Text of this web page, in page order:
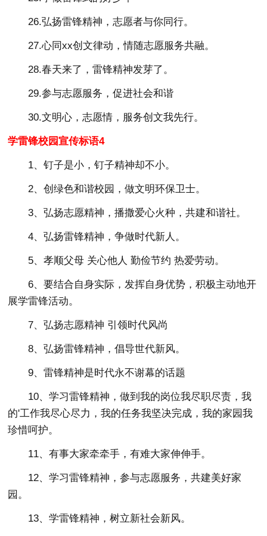
26.弘扬雷锋精神，志愿者与你同行。
27.心同xx创文律动，情随志愿服务共融。
28.春天来了，雷锋精神发芽了。
29.参与志愿服务，促进社会和谐
30.文明心，志愿情，服务创文我先行。
学雷锋校园宣传标语4
1、钉子是小，钉子精神却不小。
2、创绿色和谐校园，做文明环保卫士。
3、弘扬志愿精神，播撒爱心火种，共建和谐社。
4、弘扬雷锋精神，争做时代新人。
5、孝顺父母 关心他人 勤俭节约 热爱劳动。
6、要结合自身实际，发挥自身优势，积极主动地开
展学雷锋活动。
7、弘扬志愿精神 引领时代风尚
8、弘扬雷锋精神，倡导世代新风。
9、雷锋精神是时代永不谢幕的话题
10、学习雷锋精神，做到我的岗位我尽职尽责，我
的'工作我尽心尽力，我的任务我坚决完成，我的家园我
珍惜呵护。
11、有事大家牵牵手，有难大家伸伸手。
12、学习雷锋精神，参与志愿服务，共建美好家
园。
13、学雷锋精神，树立新社会新风。